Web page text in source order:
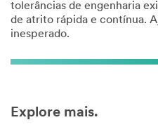
tolerâncias de engenharia
de atrito rápida e contínua.
inesperado.
Explore mais.